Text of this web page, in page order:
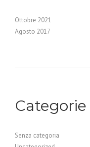
Ottobre 2021
Agosto 2017
Categorie
Senza categoria